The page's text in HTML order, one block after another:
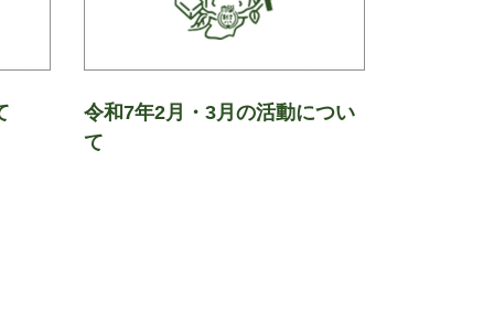
令和7年2月・3月の活動につい
て